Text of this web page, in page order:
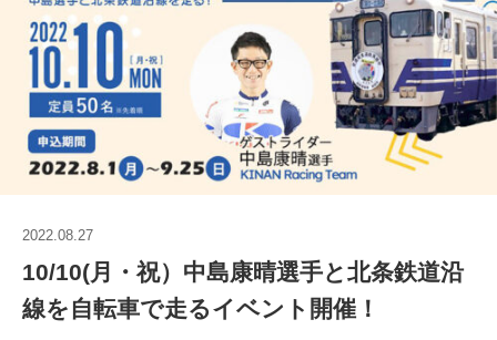
2022.08.27
10/10(月・祝）中島康晴選手と北条鉄道沿
線を自転車で走るイベント開催！